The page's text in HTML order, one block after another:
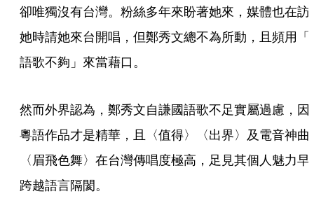
卻唯獨沒有台灣。粉絲多年來盼著她來，媒體也在訪
她時請她來台開唱，但鄭秀文總不為所動，且頻用「
語歌不夠」來當藉口。
然而外界認為，鄭秀文自謙國語歌不足實屬過慮，因
粵語作品才是精華，且〈值得〉〈出界〉及電音神曲
〈眉飛色舞〉在台灣傳唱度極高，足見其個人魅力早
跨越語言隔閡。